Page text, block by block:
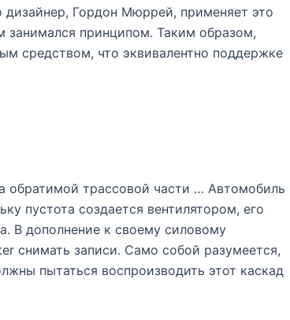
дизайнер, Гордон Мюррей, применяет это
принципом. Таким образом,
средством, что эквивалентно поддержке
обратимой трассовой части … Автомобиль
пустота создается вентилятором, его
В дополнение к своему силовому
снимать записи. Само собой разумеется,
пытаться воспроизводить этот каскад